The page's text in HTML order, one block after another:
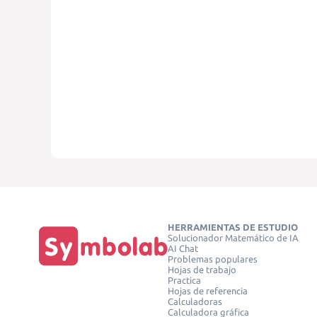
HERRAMIENTAS DE ESTUDIO
Solucionador Matemático de IA
AI Chat
Problemas populares
Hojas de trabajo
Practica
Hojas de referencia
Calculadoras
Calculadora gráfica